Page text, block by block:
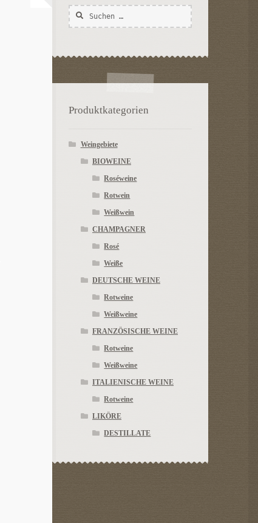
Suchen
nach:
Produktkategorien
Weingebiete
BIOWEINE
Roséweine
Rotwein
Weißwein
CHAMPAGNER
Rosé
Weiße
DEUTSCHE WEINE
Rotweine
Weißweine
FRANZÖSISCHE WEINE
Rotweine
Weißweine
ITALIENISCHE WEINE
Rotweine
LIKÖRE
DESTILLATE